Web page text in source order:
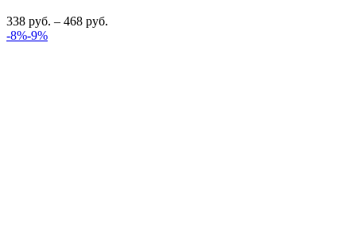
338 руб. – 468 руб.
-8%-9%